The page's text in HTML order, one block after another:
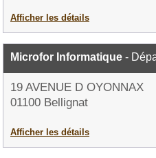
Afficher les détails
Microfor Informatique -
19 AVENUE D OYONNAX
01100 Bellignat
Afficher les détails